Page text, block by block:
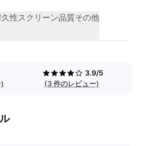
性スクリーン品質その他
3.9/5
(3 件のレビュー)